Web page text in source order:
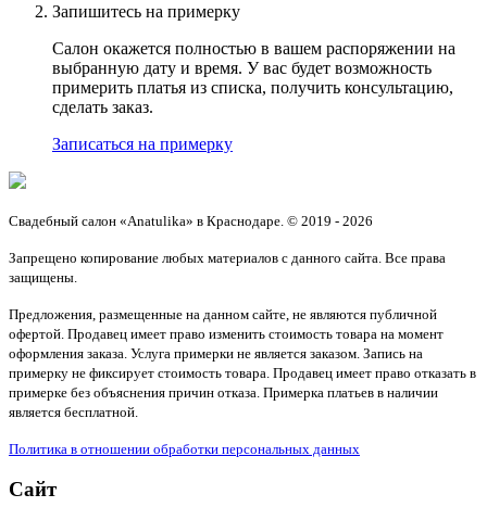
Запишитесь на примерку
Салон окажется полностью в вашем распоряжении на
выбранную дату и время. У вас будет возможность
примерить платья из списка, получить консультацию,
сделать заказ.
Записаться на примерку
Свадебный салон «Anatulika» в Краснодаре. © 2019 - 2026
Запрещено копирование любых материалов с данного сайта. Все права
защищены.
Предложения, размещенные на данном сайте, не являются публичной
офертой. Продавец имеет право изменить стоимость товара на момент
оформления заказа. Услуга примерки не является заказом. Запись на
примерку не фиксирует стоимость товара. Продавец имеет право отказать в
примерке без объяснения причин отказа. Примерка платьев в наличии
является бесплатной.
Политика в отношении обработки персональных данных
Сайт